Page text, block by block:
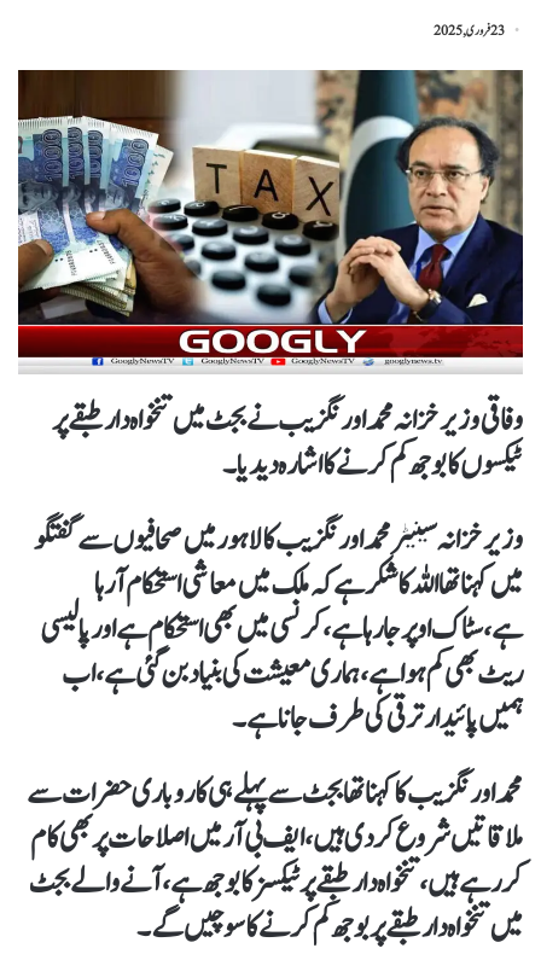
23 فروری, 2025
وفاقی وزیر خزانہ محمد اورنگزیب نےبجٹ میں تنخواہ دار طبقے پر
ٹیکسوں کا بوجھ کم کرنے کا اشارہ دیدیا۔
وزیر خزانہ سینیٹر محمد اورنگزیب کا لاہور میں صحافیوں سے گفتگو
میں کہنا تھا اللہ کا شکر ہے کہ ملک میں معاشی استحکام آ رہا
ہے،سٹاک اوپر جا رہا ہے، کرنسی میں بھی استحکام ہےاورپالیسی
ریٹ بھی کم ہوا ہے،ہماری معیشت کی بنیاد بن گئی ہے، اب
ہمیں پائیدار ترقی کی طرف جانا ہے۔
محمد اورنگزیب کا کہنا تھا بجٹ سے پہلے ہی کاروباری حضرات سے
ملاقاتیں شروع کر دی ہیں، ایف بی آر میں اصلاحات پر بھی کام
کررہے ہیں، تنخواہ دار طبقے پر ٹیکسز کا بوجھ ہے،آنےوالے بجٹ
میں تنخواہ دار طبقےپربوجھ کم کرنے کا سوچیں گے۔